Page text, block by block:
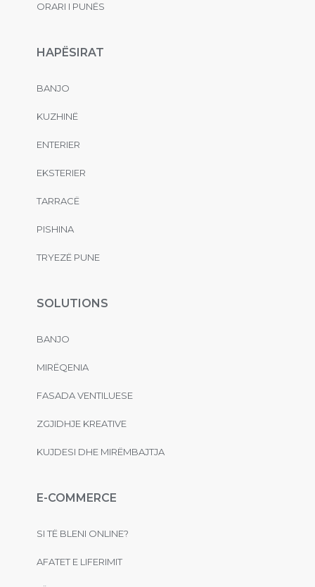
ORARI I PUNËS
HAPËSIRAT
BANJO
KUZHINË
ENTERIER
EKSTERIER
TARRACË
PISHINA
TRYEZË PUNE
SOLUTIONS
BANJO
MIRËQENIA
FASADA VENTILUESE
ZGJIDHJE KREATIVE
KUJDESI DHE MIRËMBAJTJA
E-COMMERCE
SI TË BLENI ONLINE?
AFATET E LIFERIMIT